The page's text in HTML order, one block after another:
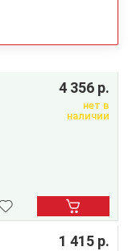
1 415 р.
4 356 р.
нет в
наличии